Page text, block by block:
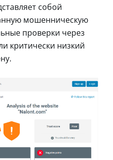
собой
мошенническую
проверки через
критически низкий